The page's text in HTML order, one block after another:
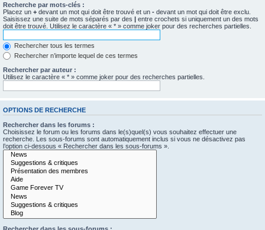
Recherche par mots-clés :
Placez un + devant un mot qui doit être trouvé et un - devant un mot qui doit être exclu.
Saisissez une suite de mots séparés par des | entre crochets si uniquement un des mots
doit être trouvé. Utilisez le caractère « * » comme joker pour des recherches partielles.
Rechercher tous les termes
Rechercher n’importe lequel de ces termes
Rechercher par auteur :
Utilisez le caractère « * » comme joker pour des recherches partielles.
OPTIONS DE RECHERCHE
Rechercher dans les forums :
Choisissez le forum ou les forums dans le(s)quel(s) vous souhaitez effectuer une
recherche. Les sous-forums sont automatiquement inclus si vous ne désactivez pas
l’option ci-dessous « Rechercher dans les sous-forums ».